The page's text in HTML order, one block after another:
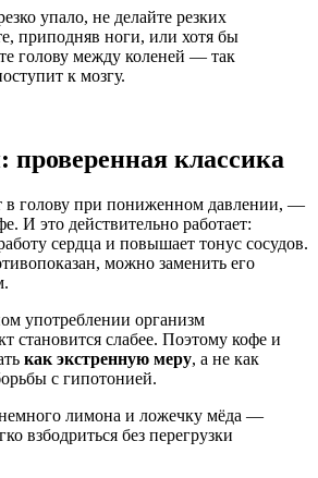
упало, не делайте резких
приподняв ноги, или хотя бы
голову между коленей — так
к мозгу.
классика
в голову при пониженном давлении, —
И это действительно работает:
сердца и повышает тонус сосудов.
можно заменить его
употреблении организм
становится слабее. Поэтому кофе и
как экстренную меру, а не как
с гипотонией.
лимона и ложечку мёда —
взбодриться без перегрузки